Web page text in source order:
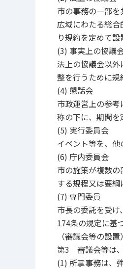
市の事務の一部
広域にわたる総
り規約を定めて設
(3) 事実上の協議
法上の協議会以
整を行うために規
(4) 懇話会
市政運営上の参
称の下に、期間を
(5) 実行委員会
イベント等を、他
(6) 庁内委員会
市の施策が複数
する規程又は要綱
(7) 専門委員
市長の委託を受
174条の規定に基
（審議会等の設置）
第3 審議会等は、
(1) 所掌事務は、